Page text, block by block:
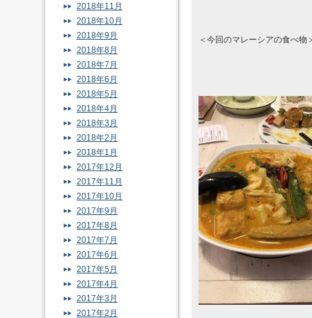
＜今回のマレーシアの食べ物
2018年11月
2018年10月
2018年9月
2018年8月
2018年7月
2018年6月
2018年5月
2018年4月
2018年3月
2018年2月
2018年1月
2017年12月
2017年11月
2017年10月
2017年9月
2017年8月
2017年7月
2017年6月
2017年5月
2017年4月
2017年3月
2017年2月